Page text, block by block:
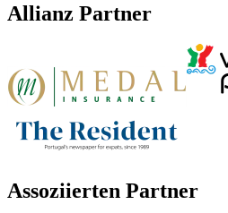
Allianz Partner
Assoziierten Partner